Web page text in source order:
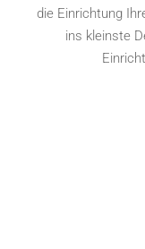
die Einrichtung
ins kleinste